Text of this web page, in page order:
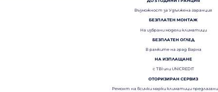
Възможност за Удължена гаранция
БЕЗПЛАТЕН МОНТАЖ
На избрани модели климатици
БЕЗПЛАТЕН ОГЛЕД
В рамките на град Варна
НА ИЗПЛАЩАНЕ
с TBI или UNICREDIT
ОТОРИЗИРАН СЕРВИЗ
Ремонт на всички марки климатици